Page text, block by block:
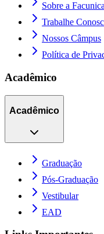
Sobre a
Trabalhe
Nossos Câmpus
Política de
Acadêmico
Acadêmico
Graduação
Pós-Graduação
Vestibular
EAD